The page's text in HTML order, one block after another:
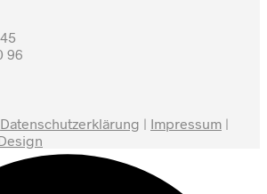
96
Datenschutzerklärung | Impressum |